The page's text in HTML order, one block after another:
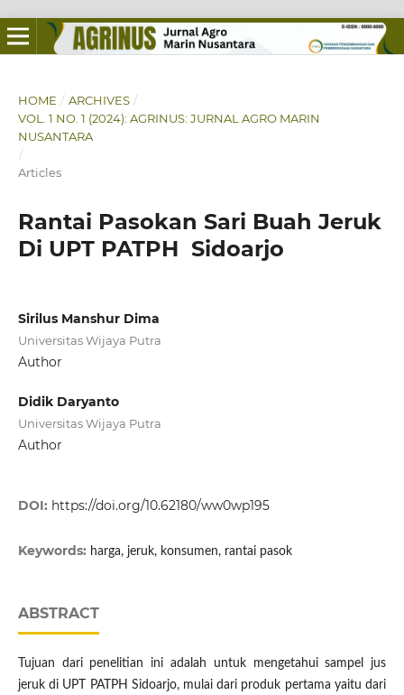
HOME / ARCHIVES /
VOL. 1 NO. 1 (2024): AGRINUS: JURNAL AGRO MARIN
NUSANTARA
/
Articles
Rantai Pasokan Sari Buah Jeruk
Di UPT PATPH Sidoarjo
Sirilus Manshur Dima
Universitas Wijaya Putra
Author
Didik Daryanto
Universitas Wijaya Putra
Author
DOI: https://doi.org/10.62180/ww0wp195
Keywords: harga, jeruk, konsumen, rantai pasok
ABSTRACT
Tujuan dari penelitian ini adalah untuk mengetahui sampel jus
jeruk di UPT PATPH Sidoarjo, mulai dari produk pertama yaitu dari